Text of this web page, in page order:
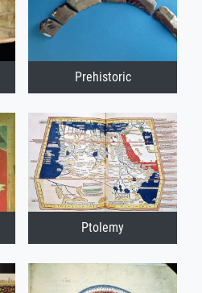
Prehistoric
Ptolemy